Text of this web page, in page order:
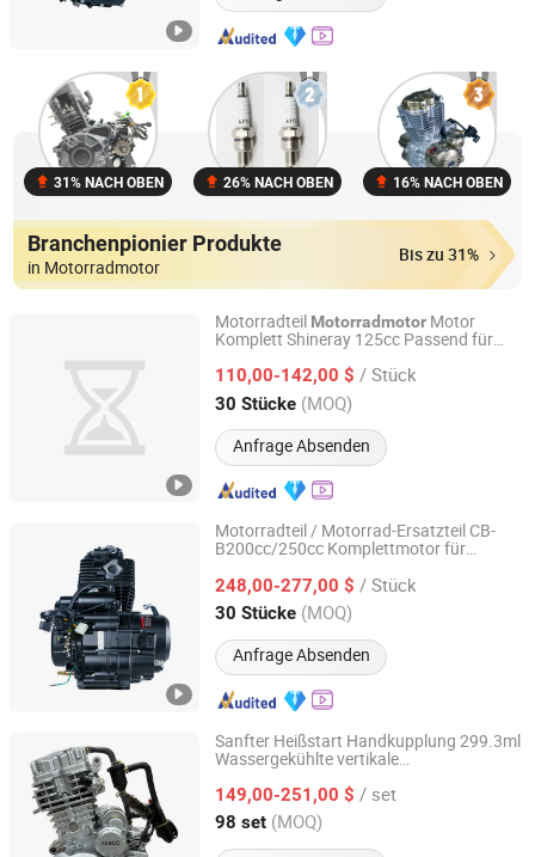
31% NACH OBEN 26% NACH OBEN 16% NACH OBEN
Branchenpionier Produkte
in Motorradmotor
Bis zu 31%
Motorradteil Motorradmotor Motor
Komplett Shineray 125cc Passend für
110cc/125cc/150cc Motorradmotor
Komplett
110,00-142,00 $ / Stück
30 Stücke (MOQ)
Anfrage Absenden
Chongqing Shineray Motorcycle Co., Ltd.
Chongqing, China Seit 2026
Motorradteil / Motorrad-Ersatzteil CB-
B200cc/250cc Komplettmotor für
Offroad-Fahrzeuge
248,00-277,00 $ / Stück
30 Stücke (MOQ)
Anfrage Absenden
Chongqing Shineray Motorcycle Co., Ltd.
Chongqing, China Seit 2026
Sanfter Heißstart Handkupplung 299.3ml
Wassergekühlte vertikale
Z300)
149,00-251,00 $ / set
98 set (MOQ)
Chongqing Tianqi Yofing Power Technology Co., Ltd.
Chongqing, China Seit 2025